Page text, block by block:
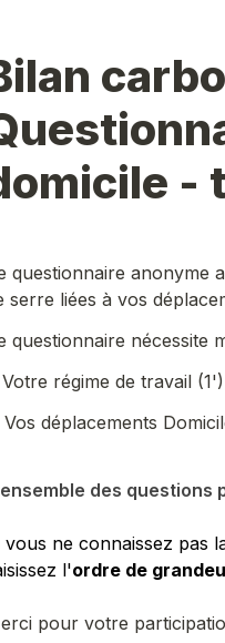
-
questionnaire anonyme
serre liées à vos
questionnaire nécessite
Votre régime de travail (1')
Vos déplacements
des questions
vous ne connaissez pas
l'ordre de
pour votre